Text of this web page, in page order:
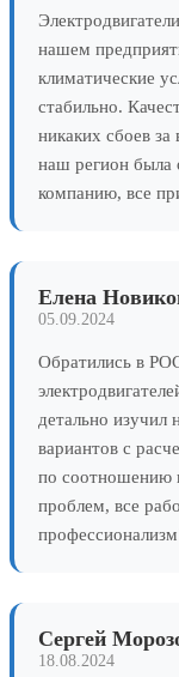
нашем
климатические
стабильно.
никаких сбоев за
наш регион была
компанию, все
Елена
05.09.2024
Обратились в
детально изучил
вариантов с
по соотношению
проблем, все
Сергей
18.08.2024